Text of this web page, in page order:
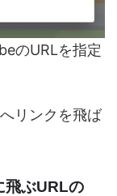
のURLを指定
リンクを飛ば
飛ぶURLの